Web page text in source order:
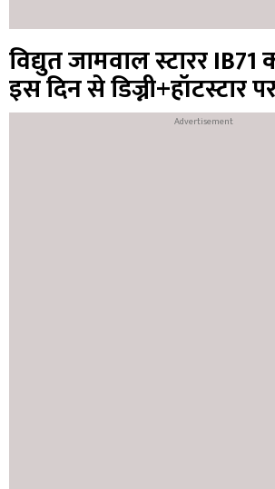
विद्युत जामवाल स्टारर IB71
इस दिन से डिज्नी+हॉटस्टार